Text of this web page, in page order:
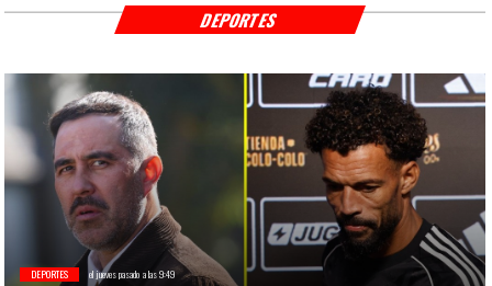
DEPORTES el jueves pasado a las 9:49
DEPORTES